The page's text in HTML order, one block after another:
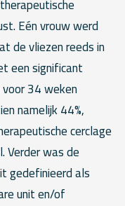
Eén vrouw werd
de vliezen reeds in
een significant
34 weken
namelijk 44%,
cerclage
Verder was de
gedefinieerd als
unit en/of